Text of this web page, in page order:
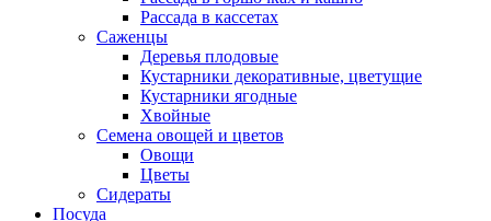
Рассада в кассетах
Саженцы
Деревья плодовые
Кустарники декоративные, цветущие
Кустарники ягодные
Хвойные
Семена овощей и цветов
Овощи
Цветы
Сидераты
Посуда